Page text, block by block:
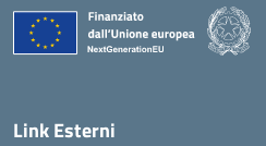
Link Esterni